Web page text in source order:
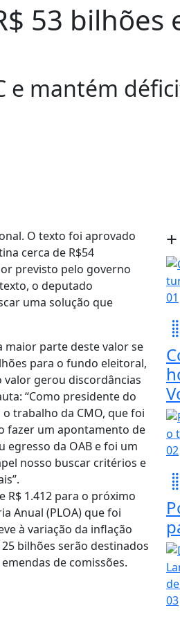
53 bilhões
e mantém
O texto foi aprovado
cerca de R$54
previsto pelo governo
o deputado
uma solução que
maior parte deste valor se
para o fundo eleitoral,
valor gerou discordâncias
“Como presidente do
trabalho da CMO, que foi
fazer um apontamento de
da OAB e foi um
nosso buscar critérios e
1.412 para o próximo
Anual (PLOA) que foi
à variação da inflação
bilhões serão destinados
de comissões.
01
02
03